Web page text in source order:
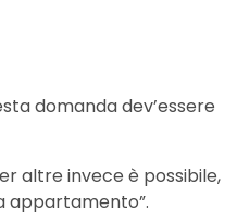
domanda dev’essere
altre invece è possibile,
appartamento”.